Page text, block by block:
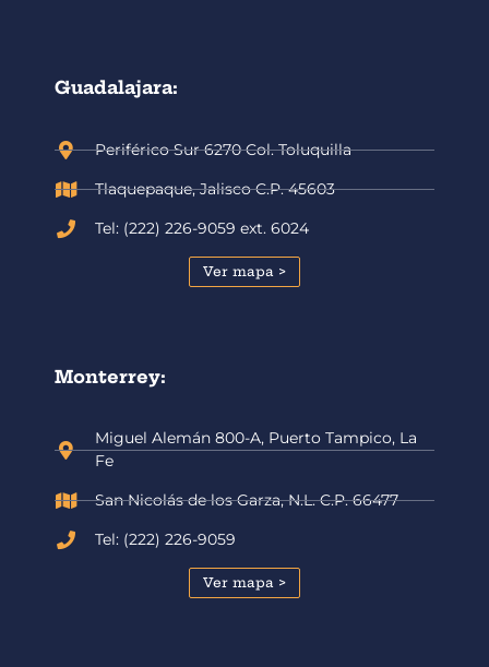
Guadalajara:
Periférico Sur 6270 Col. Toluquilla
Tlaquepaque, Jalisco C.P. 45603
Tel: (222) 226-9059 ext. 6024
Ver mapa >
Monterrey:
Miguel Alemán 800-A, Puerto Tampico, La
Fe
San Nicolás de los Garza, N.L. C.P. 66477
Tel: (222) 226-9059
Ver mapa >